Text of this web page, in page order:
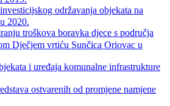
održavanja objekata na
2020.
troškova boravka djece s područja
Dječjem vrtiću Sunčica Oriovac u
i uređaja komunalne infrastrukture
ostvarenih od promjene namjene